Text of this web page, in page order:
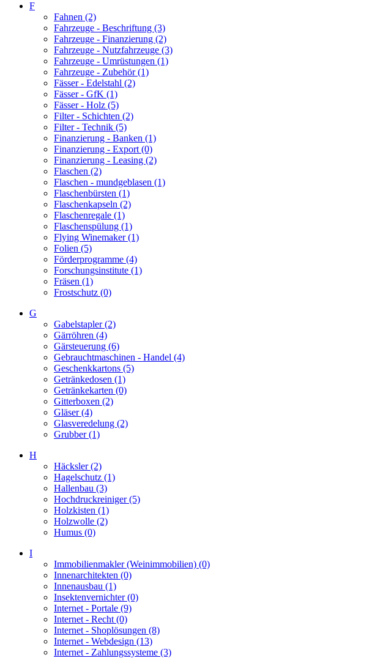
F
Fahnen (2)
Fahrzeuge - Beschriftung (3)
Fahrzeuge - Finanzierung (2)
Fahrzeuge - Nutzfahrzeuge (3)
Fahrzeuge - Umrüstungen (1)
Fahrzeuge - Zubehör (1)
Fässer - Edelstahl (2)
Fässer - GfK (1)
Fässer - Holz (5)
Filter - Schichten (2)
Filter - Technik (5)
Finanzierung - Banken (1)
Finanzierung - Export (0)
Finanzierung - Leasing (2)
Flaschen (2)
Flaschen - mundgeblasen (1)
Flaschenbürsten (1)
Flaschenkapseln (2)
Flaschenregale (1)
Flaschenspülung (1)
Flying Winemaker (1)
Folien (5)
Förderprogramme (4)
Forschungsinstitute (1)
Fräsen (1)
Frostschutz (0)
G
Gabelstapler (2)
Gärröhren (4)
Gärsteuerung (6)
Gebrauchtmaschinen - Handel (4)
Geschenkkartons (5)
Getränkedosen (1)
Getränkekarten (0)
Gitterboxen (2)
Gläser (4)
Glasveredelung (2)
Grubber (1)
H
Häcksler (2)
Hagelschutz (1)
Hallenbau (3)
Hochdruckreiniger (5)
Holzkisten (1)
Holzwolle (2)
Humus (0)
I
Immobilienmakler (Weinimmobilien) (0)
Innenarchitekten (0)
Innenausbau (1)
Insektenvernichter (0)
Internet - Portale (9)
Internet - Recht (0)
Internet - Shoplösungen (8)
Internet - Webdesign (13)
Internet - Zahlungssysteme (3)